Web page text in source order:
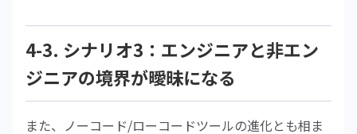
4-3. シナリオ3：エンジニアと非エン
ジニアの境界が曖昧になる
また、ノーコード/ローコードツールの進化とも相ま